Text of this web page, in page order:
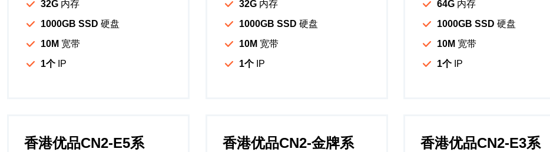
32G 内存
1000GB SSD 硬盘
10M 宽带
1个 IP
32G内存
1000GB SSD 硬盘
10M 宽带
1个IP
64G 内存
1000GB SSD 硬盘
10M 宽带
1个 IP
香港优品CN2-E5系
香港优品CN2-金牌系
香港优品CN2-E3系